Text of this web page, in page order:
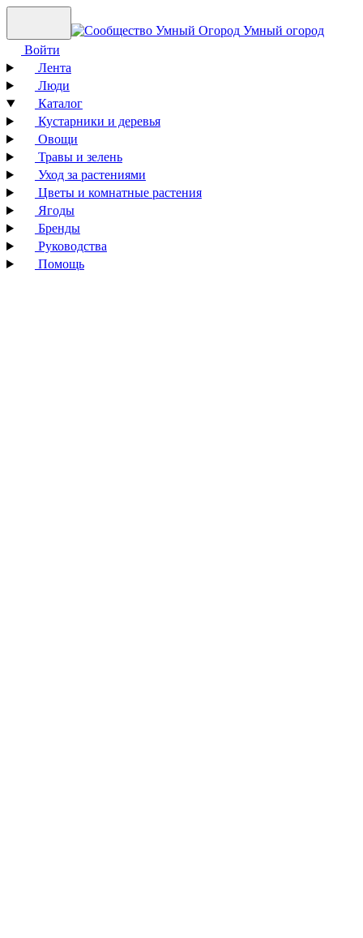
Умный огород
Войти
Лента
Люди
Каталог
Кустарники и деревья
Овощи
Травы и зелень
Уход за растениями
Цветы и комнатные растения
Ягоды
Бренды
Руководства
Помощь